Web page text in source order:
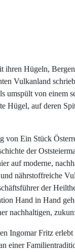
ihren Hügeln,
Vulkanland
umspült von einem
Hügel, auf deren
von Ein Stück
der
auf moderne,
nährstoffreiche
der
Hand in Hand
nachhaltigen,
Ingomar Fritz
einer